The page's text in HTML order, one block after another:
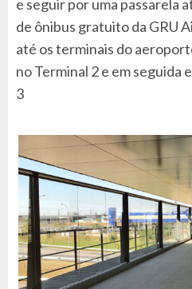
e seguir por uma passarela
de ônibus gratuito da GRU
até os terminais do
no Terminal 2 e em seguida
3